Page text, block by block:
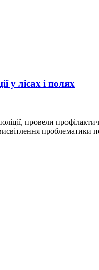
у лісах і полях
провели
проблематики